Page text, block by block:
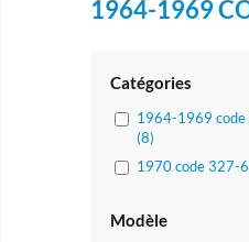
1964-1969
Catégories
1964-1969
(8)
1970 code 327-
Modèle